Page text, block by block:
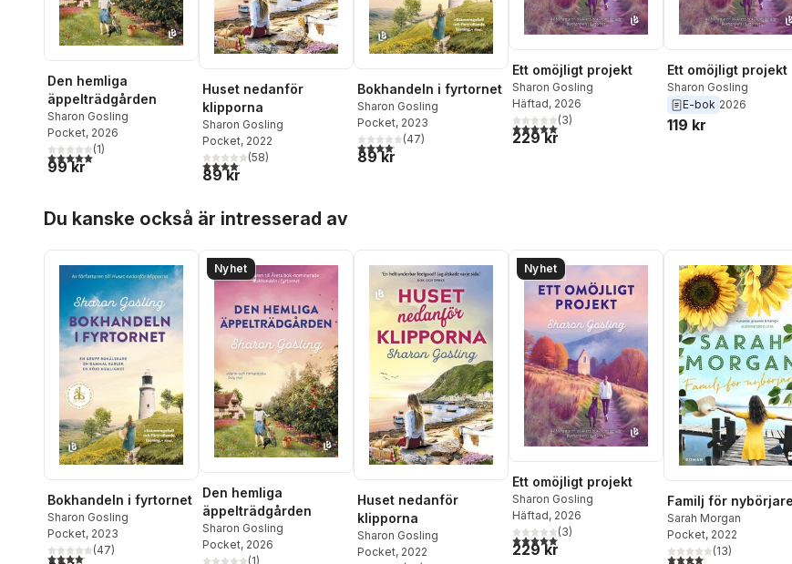
Den hemliga
äppelträdgården
Sharon Gosling
Pocket, 2026
5,0utav 5 stjärnor. Totalt antal röster:
(1)
99 kr
Huset nedanför
klipporna
Sharon Gosling
Pocket, 2022
4,1utav 5 stjärnor. Totalt antal röster:
(58)
89 kr
Bokhandeln i fyrtornet
Sharon Gosling
Pocket, 2023
4,1utav 5 stjärnor. Totalt antal röster:
(47)
89 kr
Ett omöjligt projekt
Sharon Gosling
Häftad, 2026
5,0utav 5 stjärnor. Totalt antal röster:
(3)
229 kr
Ett omöjligt projekt
Sharon Gosling
E-bok 2026
119 kr
Du kanske också är intresserad av
Bokhandeln i fyrtornet
Sharon Gosling
Pocket, 2023
4,1utav 5 stjärnor. Totalt antal röster:
(47)
Nyhet
Den hemliga
äppelträdgården
Sharon Gosling
Pocket, 2026
(1)
Huset nedanför
klipporna
Sharon Gosling
Pocket, 2022
Nyhet
Ett omöjligt projekt
Sharon Gosling
Häftad, 2026
5,0utav 5 stjärnor. Totalt antal röster:
(3)
229 kr
Familj för nybörjare
Sarah Morgan
Pocket, 2022
4,1utav 5 stjärnor. Totalt
(13)